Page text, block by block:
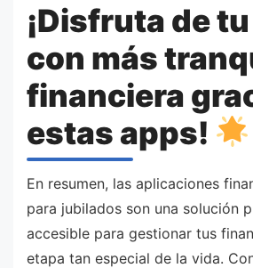
¡Disfruta de
con más
financiera
estas apps!
En resumen, las aplicaciones
para jubilados son una solución
accesible para gestionar tus
etapa tan especial de la vida.